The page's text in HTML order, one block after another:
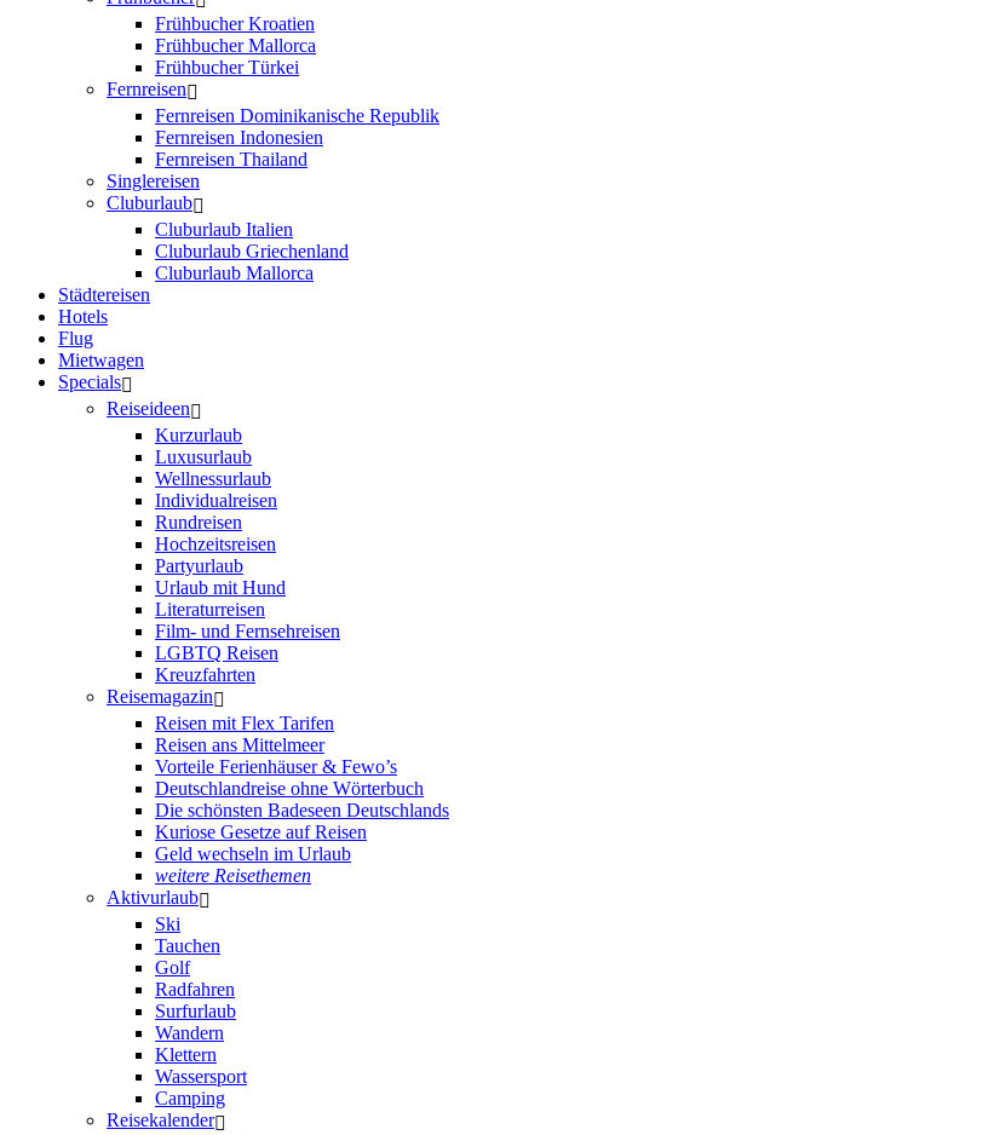
Frühbucher Kroatien
Frühbucher Mallorca
Frühbucher Türkei
Fernreisen
Fernreisen Dominikanische Republik
Fernreisen Indonesien
Fernreisen Thailand
Singlereisen
Cluburlaub
Cluburlaub Italien
Cluburlaub Griechenland
Cluburlaub Mallorca
Städtereisen
Hotels
Flug
Mietwagen
Specials
Reiseideen
Kurzurlaub
Luxusurlaub
Wellnessurlaub
Individualreisen
Rundreisen
Hochzeitsreisen
Partyurlaub
Urlaub mit Hund
Literaturreisen
Film- und Fernsehreisen
LGBTQ Reisen
Kreuzfahrten
Reisemagazin
Reisen mit Flex Tarifen
Reisen ans Mittelmeer
Vorteile Ferienhäuser & Fewo’s
Deutschlandreise ohne Wörterbuch
Die schönsten Badeseen Deutschlands
Kuriose Gesetze auf Reisen
Geld wechseln im Urlaub
weitere Reisethemen
Aktivurlaub
Ski
Tauchen
Golf
Radfahren
Surfurlaub
Wandern
Klettern
Wassersport
Camping
Reisekalender